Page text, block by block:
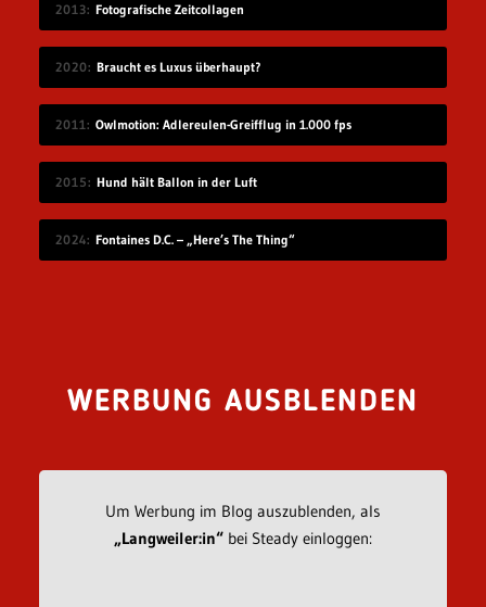
2013 Fotografische Zeitcollagen
2020 Braucht es Luxus überhaupt?
2011 Owlmotion: Adlereulen-Greifflug in 1.000 fps
2015 Hund hält Ballon in der Luft
2024 Fontaines D.C. – „Here’s The Thing“
WERBUNG AUSBLENDEN
Um Werbung im Blog auszublenden, als
„Langweiler:in“bei Steady einloggen: